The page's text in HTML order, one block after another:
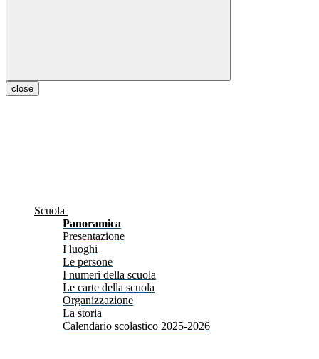
close
Scuola
Panoramica
Presentazione
I luoghi
Le persone
I numeri della scuola
Le carte della scuola
Organizzazione
La storia
Calendario scolastico 2025-2026